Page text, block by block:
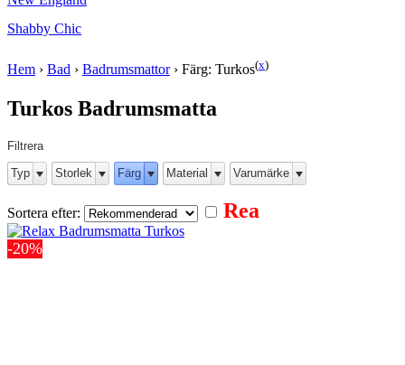
Shabby Chic
Hem › Bad › Badrumsmattor› Färg: Turkos(x)
Turkos Badrumsmatta
Filtrera
Typ
Storlek Färg Material Varumärke
Sortera efter: Rea
-20%